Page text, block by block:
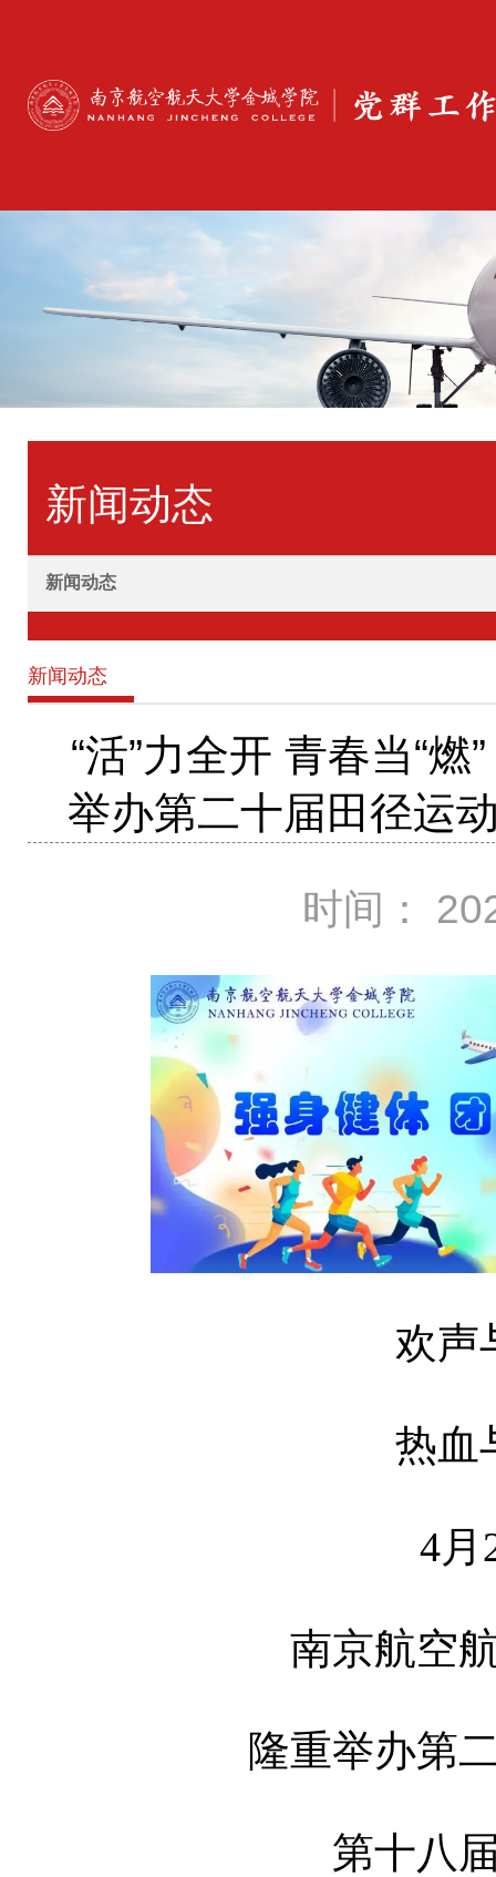
新闻动态
新闻动态
新闻动态
“活”力全开 青春当“
举办第二十届田径运
时间：
欢声
热血
4月
南京航空
隆重举办第
第十八